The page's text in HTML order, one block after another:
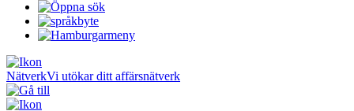
NätverkVi utökar ditt affärsnätverk